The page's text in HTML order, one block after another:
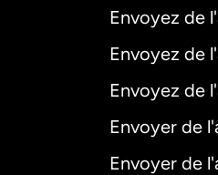
Envoyez de
Envoyez de
Envoyez de
Envoyer de
Envoyer de